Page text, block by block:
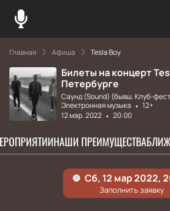
Главная Афиша Tesla Boy
Билеты на концерт
Петербурге
Саунд (Sound) (бывш. Клуб-
Электронная музыка
12+
12 мар. 2022
20:00
НАШИ ПРЕИМУЩЕСТВА